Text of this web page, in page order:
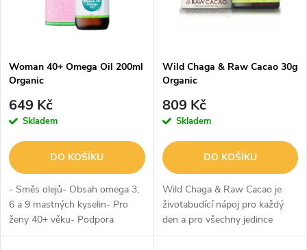
p
r
o
d
u
s
p
r
o
d
u
Woman 40+ Omega Oil 200ml
Organic
649 Kč
Skladem
DO KOŠÍKU
- Směs olejů- Obsah omega 3,
6 a 9 mastných kyselin- Pro
ženy 40+ věku- Podpora
fyzické i psychické kondice-
Wild Chaga & Raw Cacao 30g
Organic
809 Kč
Skladem
DO KOŠÍKU
Wild Chaga & Raw Cacao je
životabudící nápoj pro každý
den a pro všechny jedince
zaměřené na posílení